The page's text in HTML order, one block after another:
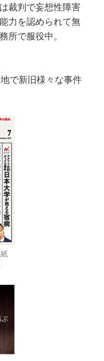
裁判で妄想性障害
力を認められて無
所で服役中。
で新旧様々な事件